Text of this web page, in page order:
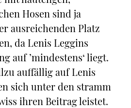
Hosen sind ja
ausreichenden Platz
da Lenis Leggins
auf ’mindestens‘ liegt.
auffällig auf Lenis
sich unter den stramm
ihren Beitrag leistet.